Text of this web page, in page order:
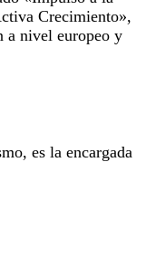
Crecimiento»,
a nivel europeo y
es la encargada